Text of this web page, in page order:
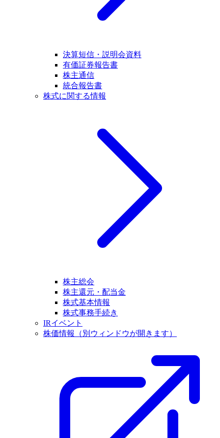
決算短信・説明会資料
有価証券報告書
株主通信
統合報告書
株式に関する情報
株主総会
株主還元・配当金
株式基本情報
株式事務手続き
IRイベント
株価情報
（別ウィンドウが開きます）